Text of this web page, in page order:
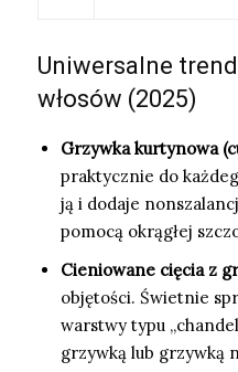
Uniwersalne
włosów (2025)
Grzywka kurtynowa
praktycznie do
ją i dodaje
pomocą okrągłej
Cieniowane cięcia z
objętości. Świetnie
warstwy typu
grzywką lub grzywką